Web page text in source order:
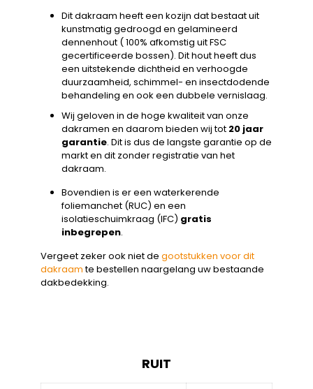
Dit dakraam heeft een kozijn dat bestaat uit
kunstmatig gedroogd en gelamineerd
dennenhout ( 100% afkomstig uit FSC
gecertificeerde bossen). Dit hout heeft dus
een uitstekende dichtheid en verhoogde
duurzaamheid, schimmel- en insectdodende
behandeling en ook een dubbele vernislaag.
Wij geloven in de hoge kwaliteit van onze
dakramen en daarom bieden wij tot 20 jaar
garantie. Dit is dus de langste garantie op de
markt en dit zonder registratie van het
dakraam.
Bovendien is er een waterkerende
foliemanchet (RUC) en een
isolatieschuimkraag (IFC) gratis
inbegrepen.
Vergeet zeker ook niet de gootstukken voor dit
dakraamte bestellen naargelang uw bestaande
dakbedekking.
RUIT